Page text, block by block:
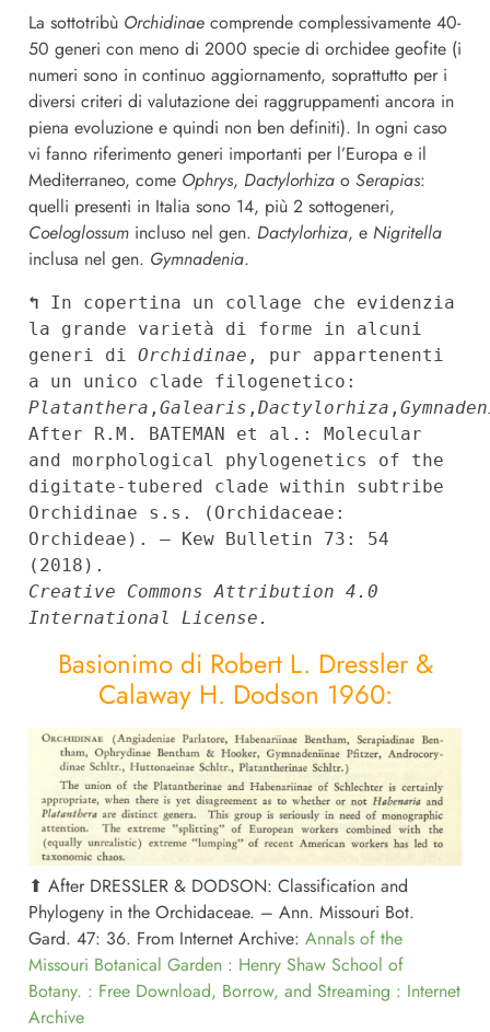
La sottotribù Orchidinae comprende complessivamente 40-
50 generi con meno di 2000 specie di orchidee geofite (i
numeri sono in continuo aggiornamento, soprattutto per i
diversi criteri di valutazione dei raggruppamenti ancora in
piena evoluzione e quindi non ben definiti). In ogni caso
vi fanno riferimento generi importanti per l’Europa e il
Mediterraneo, come Ophrys, Dactylorhiza o Serapias:
quelli presenti in Italia sono 14, più 2 sottogeneri,
Coeloglossum incluso nel gen. Dactylorhiza, e Nigritella
inclusa nel gen. Gymnadenia.
↰ In copertina un collage che evidenzia
la grande varietà di forme in alcuni
generi di Orchidinae , pur appartenenti
Platanthera , Galearis , Dactylorhiza ,
After R.M. BATEMAN et al.: Molecular
and morphological phylogenetics of the
digitate-tubered clade within subtribe
Orchidinae s.s. (Orchidaceae:
Orchideae). – Kew Bulletin 73: 54
Creative Commons Attribution 4.0
International License.
Basionimo di Robert L. Dressler &
Calaway H. Dodson 1960:
⬆︎ After DRESSLER & DODSON: Classification and
Phylogeny in the Orchidaceae. – Ann. Missouri Bot.
Gard. 47: 36. From Internet Archive: Annals of the
Missouri Botanical Garden : Henry Shaw School of
Botany. : Free Download, Borrow, and Streaming : Internet
Archive